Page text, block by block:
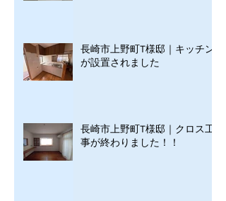
長崎市上野町T様邸｜キッチン
が設置されました
長崎市上野町T様邸｜クロス工
事が終わりました！！